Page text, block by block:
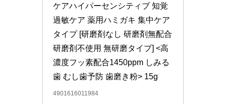
ケアハイパーセンシティブ 知覚
過敏ケア 薬用ハミガキ 集中ケア
タイプ [研磨剤なし 研磨剤無配合
研磨剤不使用 無研磨タイプ] <高
濃度フッ素配合1450ppm しみる
歯 むし歯予防 歯磨き粉> 15g
4901616011984